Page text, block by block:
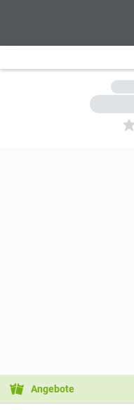
5
Angebote